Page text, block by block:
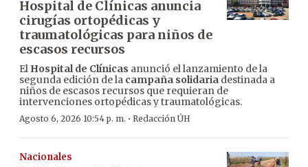
Hospital de Clínicas anuncia
cirugías ortopédicas y
traumatológicas para niños de
escasos recursos
El Hospital de Clínicas anunció el lanzamiento de la
segunda edición de la campaña solidaria destinada a
niños de escasos recursos que requieran de
intervenciones ortopédicas y traumatológicas.
Agosto 6, 2026 10:54 p. m. · Redacción ÚH
Nacionales